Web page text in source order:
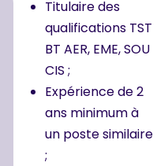
Titulaire des
qualifications TST
BT AER, EME, SOU
CIS ;
Expérience de 2
ans minimum à
un poste similaire
;